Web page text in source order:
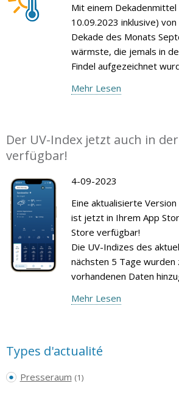
Mit einem
10.09.2023 inklusive)
Dekade des Monats
wärmste, die jemals in
Findel aufgezeichnet
Mehr Lesen
Der UV-Index jetzt auch in
verfügbar!
4-09-2023
Eine aktualisierte
ist jetzt in Ihrem App
Store verfügbar!
Die UV-Indizes des
nächsten 5 Tage
vorhandenen Daten
Mehr Lesen
Types d'actualité
Presseraum (1)